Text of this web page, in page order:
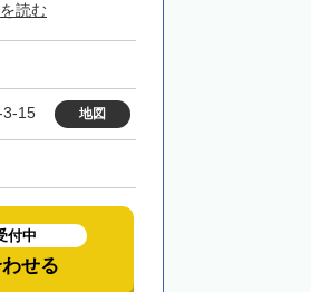
読む
3-15 地図
付中
せる